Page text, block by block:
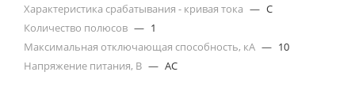
Характеристика срабатывания - кривая тока — C
Количество полюсов — 1
Максимальная отключающая способность, кА — 10
Напряжение питания, В — AC